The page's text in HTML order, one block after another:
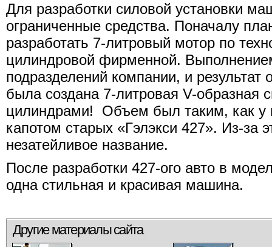
Для разработки силовой установки
ограниченные средства. Поначалу
разработать 7-литровый мотор по
цилиндровой фирменной.
подразделений компании, и
была создана 7-литровая V-образная
цилиндрами! Объем был таким, как
капотом старых «Гэлэкси 427». Из-за
незатейливое название.
После разработки 427-ого авто в
одна стильная и красивая машина.
Другие материалы сайта